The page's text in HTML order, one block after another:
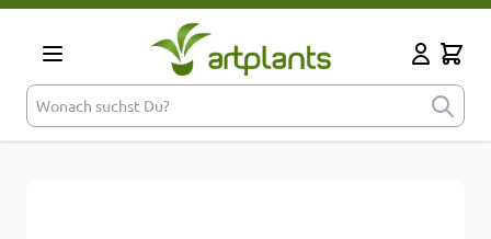
Zum Inhalt springen
Cart